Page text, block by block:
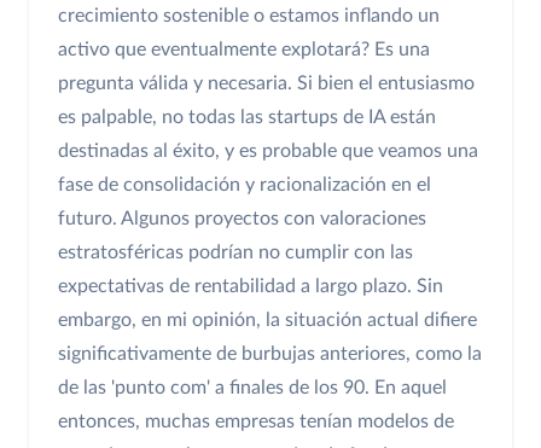
crecimiento sostenible o estamos inflando un
activo que eventualmente explotará? Es una
pregunta válida y necesaria. Si bien el entusiasmo
es palpable, no todas las startups de IA están
destinadas al éxito, y es probable que veamos una
fase de consolidación y racionalización en el
futuro. Algunos proyectos con valoraciones
estratosféricas podrían no cumplir con las
expectativas de rentabilidad a largo plazo. Sin
embargo, en mi opinión, la situación actual difiere
significativamente de burbujas anteriores, como la
de las 'punto com' a finales de los 90. En aquel
entonces, muchas empresas tenían modelos de